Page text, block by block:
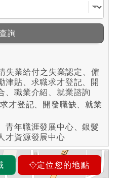
詢
失業給付之失業認定、僱
津貼、求職求才登記、開
、職業介紹、就業諮詢
才登記、開發職缺、就業
青年職涯發展中心、銀髮
才資源發展中心
定位您的地點